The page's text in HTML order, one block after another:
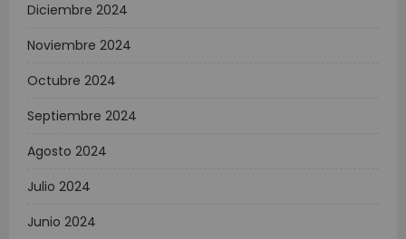
Diciembre 2024
Noviembre 2024
Octubre 2024
Septiembre 2024
Agosto 2024
Julio 2024
Junio 2024